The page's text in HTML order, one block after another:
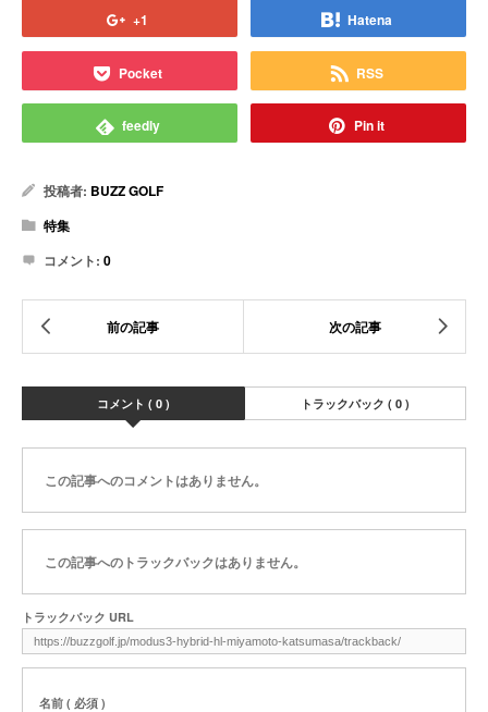
+1 Hatena
Pocket RSS
feedly Pin it
投稿者: BUZZ GOLF
特集
コメント: 0
コメント ( 0 ) トラックバック ( 0 )
この記事へのコメントはありません。
この記事へのトラックバックはありません。
トラックバック URL
名前 ( 必須 )